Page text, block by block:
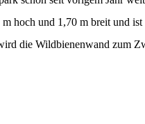
hoch und 1,70 m breit und
die Wildbienenwand zum